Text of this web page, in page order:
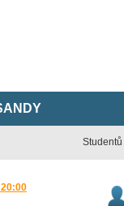
Studentů